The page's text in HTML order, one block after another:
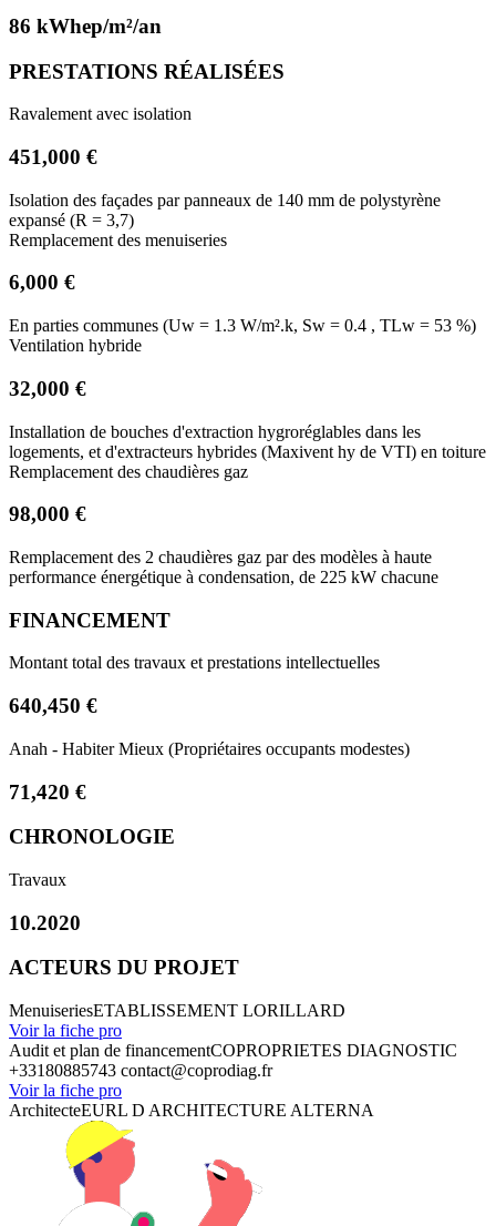
86 kWhep/m²/an
PRESTATIONS RÉALISÉES
Ravalement avec isolation
451,000 €
Isolation des façades par panneaux de 140 mm de polystyrène
expansé (R = 3,7)
Remplacement des menuiseries
6,000 €
En parties communes (Uw = 1.3 W/m².k, Sw = 0.4 , TLw = 53 %)
Ventilation hybride
32,000 €
Installation de bouches d'extraction hygroréglables dans les
logements, et d'extracteurs hybrides (Maxivent hy de VTI) en toiture
Remplacement des chaudières gaz
98,000 €
Remplacement des 2 chaudières gaz par des modèles à haute
performance énergétique à condensation, de 225 kW chacune
FINANCEMENT
Montant total des travaux et prestations intellectuelles
640,450 €
Anah - Habiter Mieux (Propriétaires occupants modestes)
71,420 €
CHRONOLOGIE
Travaux
10.2020
ACTEURS DU PROJET
MenuiseriesETABLISSEMENT LORILLARD
Voir la fiche pro
Audit et plan de financementCOPROPRIETES DIAGNOSTIC
+33180885743 contact@coprodiag.fr
Voir la fiche pro
ArchitecteEURL D ARCHITECTURE ALTERNA